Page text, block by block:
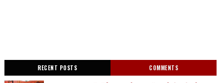
RECENT POSTS COMMENTS